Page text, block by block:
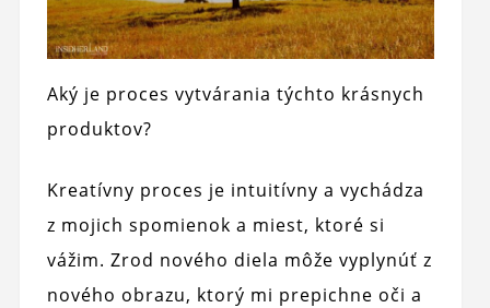
Aký je proces vytvárania týchto krásnych
produktov?
Kreatívny proces je intuitívny a vychádza
z mojich spomienok a miest, ktoré si
vážim. Zrod nového diela môže vyplynúť z
nového obrazu, ktorý mi prepichne oči a